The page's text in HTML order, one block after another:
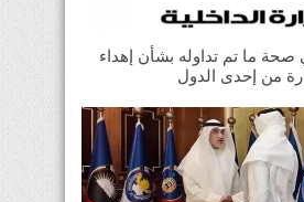
صحة ما تم تداوله بشأن إهداء